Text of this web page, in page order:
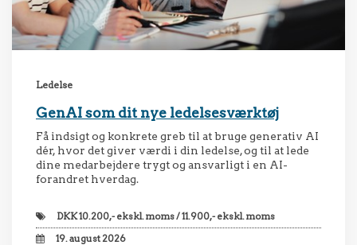
Ledelse
GenAI som dit nye ledelsesværktøj
Få indsigt og konkrete greb til at bruge generativ AI
dér, hvor det giver værdi i din ledelse, og til at lede
dine medarbejdere trygt og ansvarligt i en AI-
forandret hverdag.
DKK10.200,- ekskl. moms / 11.900,- ekskl. moms
19. august 2026